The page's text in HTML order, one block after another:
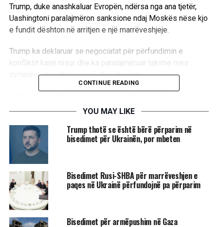
Trump, duke anashkaluar Evropën, ndërsa nga ana tjetër,
Uashingtoni paralajmëron sanksione ndaj Moskës nëse kjo
e fundit dështon në arritjen e një marrëveshjeje.
Trump ka deklaruar se negociatat për përfundimin e
konfliktit kanë nisur dhe ka paralajmëruar takime mes
zyrtarëve amerikanë, rusë dhe ukrainas.
Konferencës së Sigurisë, ndërsa një tjetër është
Megjithatë, takimi i Mynihut mbetet i pasigurt, pasi Moska
ka deklaruar se nuk është ftuar zyrtarisht, ndërsa
presidenti ukrainas Volodymyr Zelensky ka pohuar se
ende nuk ka parë një plan konkret nga SHBA për
përfundimin e luftës.
Në një intervistë për “Wall Street Journal”,
zëvendëspresidenti amerikan J.D. Vance ka paralajmëruar
CONTINUE READING
YOU MAY LIKE
Trump thotë se është bërë përparim në
bisedimet për Ukrainën, por mbeten
​Bisedimet Rusi-SHBA për marrëveshjen e
paqes në Ukrainë përfundojnë pa përparim
Bisedimet për armëpushim në Gaza